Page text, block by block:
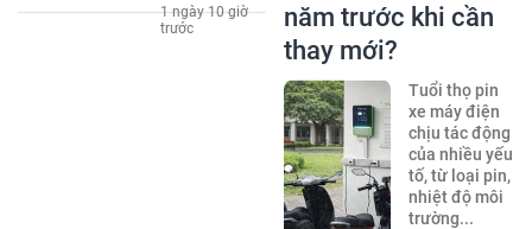
1 ngày 10 giờ
trước
năm trước khi cần
thay mới?
Tuổi thọ pin
xe máy điện
chịu tác động
của nhiều yếu
tố, từ loại pin,
nhiệt độ môi
trường...